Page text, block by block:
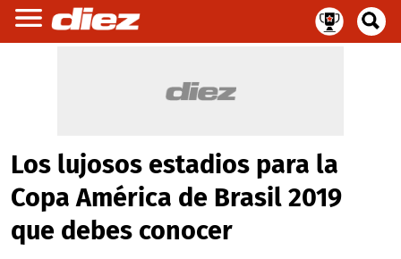
Los lujosos estadios para la
Copa América de Brasil 2019
que debes conocer